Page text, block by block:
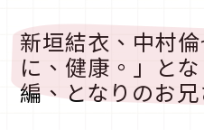
新垣結衣、中村
に、健康。」と
編、となりのお